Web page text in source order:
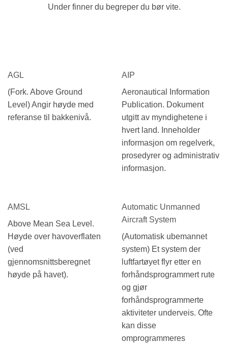
Under finner du begreper du bør vite.
AGL
(Fork. Above Ground
Level) Angir høyde med
referanse til bakkenivå.
AIP
Aeronautical Information
Publication. Dokument
utgitt av myndighetene i
hvert land. Inneholder
informasjon om regelverk,
prosedyrer og administrativ
informasjon.
AMSL
Above Mean Sea Level.
Høyde over havoverflaten
(ved
gjennomsnittsberegnet
høyde på havet).
Automatic Unmanned
Aircraft System
(Automatisk ubemannet
system) Et system der
luftfartøyet flyr etter en
forhåndsprogrammert rute
og gjør
forhåndsprogrammerte
aktiviteter underveis. Ofte
kan disse
omprogrammeres